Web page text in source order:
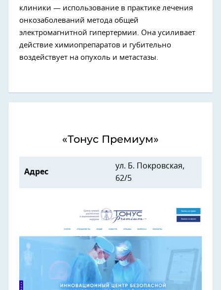
клиники — использование в практике лечения
онкозаболеваний метода общей
электромагнитной гипертермии. Она усиливает
действие химиопрепаратов и губительно
воздействует на опухоль и метастазы.
«Тонус Премиум»
Адрес
ул. Б. Покровская,
62/5